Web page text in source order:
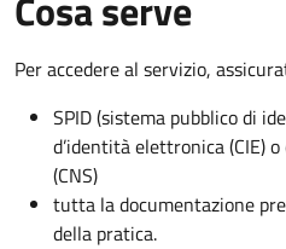
Per accedere al servizio,
SPID (sistema pubblico di
d’identità elettronica (CIE)
(CNS)
tutta la documentazione
della pratica.